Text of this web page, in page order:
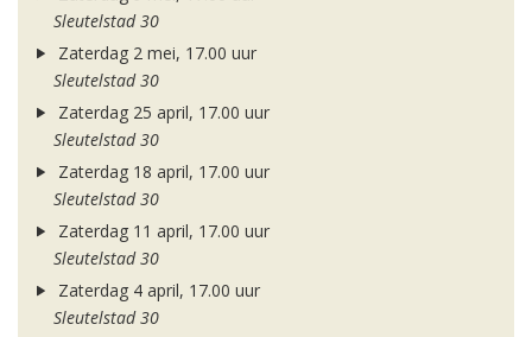
Sleutelstad 30
Zaterdag 2 mei, 17.00 uur
Sleutelstad 30
Zaterdag 25 april, 17.00 uur
Sleutelstad 30
Zaterdag 18 april, 17.00 uur
Sleutelstad 30
Zaterdag 11 april, 17.00 uur
Sleutelstad 30
Zaterdag 4 april, 17.00 uur
Sleutelstad 30